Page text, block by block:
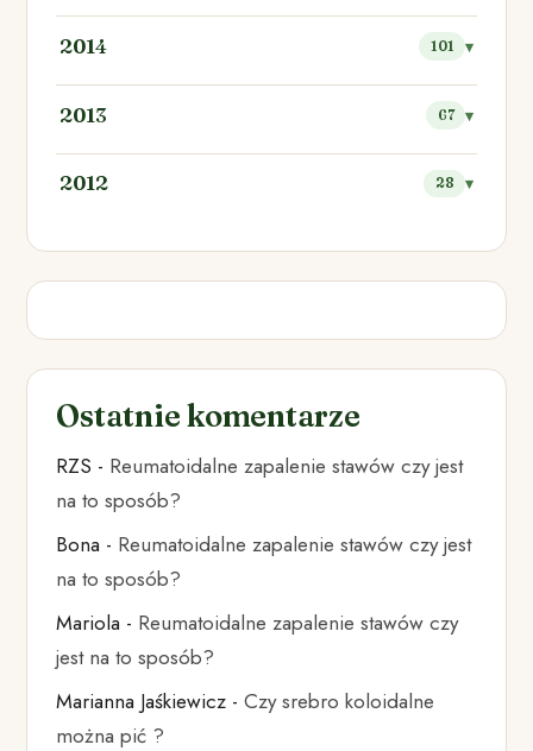
2014 101
2013 67
2012 28
Ostatnie komentarze
RZS - Reumatoidalne zapalenie stawów czy jest
na to sposób?
Bona - Reumatoidalne zapalenie stawów czy jest
na to sposób?
Mariola - Reumatoidalne zapalenie stawów czy
jest na to sposób?
Marianna Jaśkiewicz -Czy srebro koloidalne
można pić ?